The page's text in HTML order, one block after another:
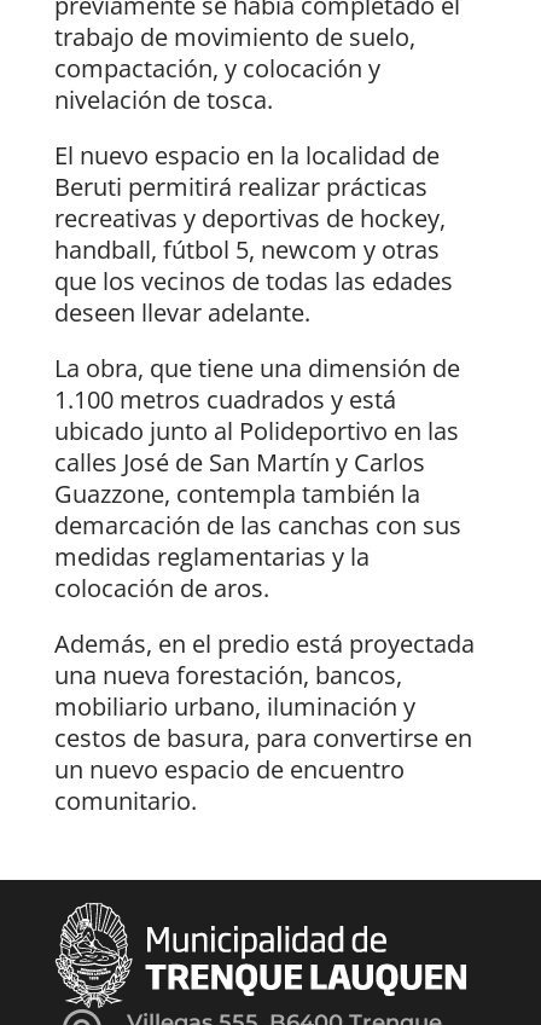
trabajo de movimiento de suelo,
compactación, y colocación y
nivelación de tosca.
El nuevo espacio en la localidad de
Beruti permitirá realizar prácticas
recreativas y deportivas de hockey,
handball, fútbol 5, newcom y otras
que los vecinos de todas las edades
deseen llevar adelante.
La obra, que tiene una dimensión de
1.100 metros cuadrados y está
ubicado junto al Polideportivo en las
calles José de San Martín y Carlos
Guazzone, contempla también la
demarcación de las canchas con sus
medidas reglamentarias y la
colocación de aros.
Además, en el predio está proyectada
una nueva forestación, bancos,
mobiliario urbano, iluminación y
cestos de basura, para convertirse en
un nuevo espacio de encuentro
comunitario.